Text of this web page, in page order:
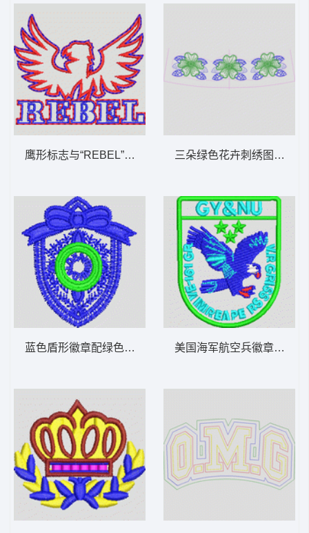
鹰形标志与“REBEL”字样 章仔
蓝色盾形徽章配绿色圆环 章仔
三朵绿色花卉刺绣图案 朵
美国海军航空兵徽章 章仔鹰